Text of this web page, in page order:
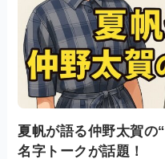
夏帆が語る仲野太賀の
名字トークが話題！